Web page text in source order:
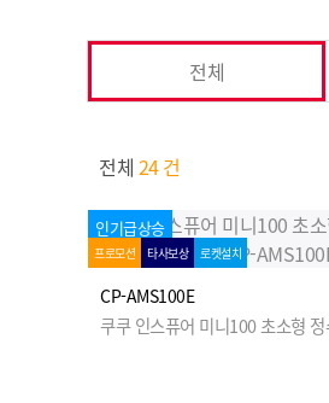
전체
전체 24 건
인기급상승
프로모션 타사보상 로켓설치
CP-AMS100E
쿠쿠 인스퓨어 미니100 초소형